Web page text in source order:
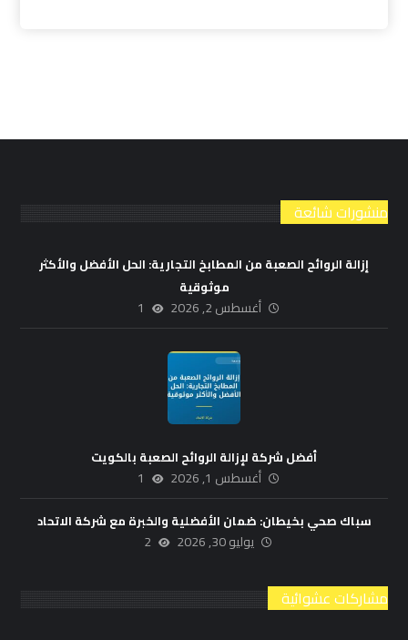
منشورات شائعة
إزالة الروائح الصعبة من المطابخ التجارية: الحل الأفضل والأكثر
موثوقية
أغسطس 2, 2026 1
أفضل شركة لإزالة الروائح الصعبة بالكويت
أغسطس 1, 2026 1
سباك صحي بخيطان: ضمان الأفضلية والخبرة مع شركة الاتحاد
يوليو 30, 2026 2
مشاركات عشوائية